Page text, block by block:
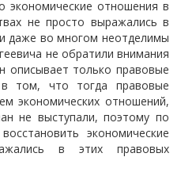
отношения в
не просто выражались в
даже во многом неотделимы
не обратили внимания
описывает только правовые
том, что тогда правовые
экономических отношений,
не выступали, поэтому по
экономические
в этих правовых